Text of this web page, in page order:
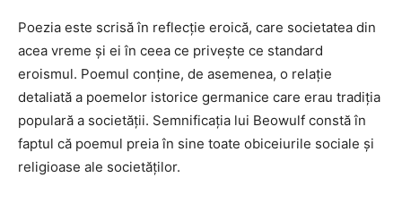
Poezia este scrisă în reflecție eroică, care societatea din
acea vreme și ei în ceea ce privește ce standard
eroismul. Poemul conține, de asemenea, o relație
detaliată a poemelor istorice germanice care erau tradiția
populară a societății. Semnificația lui Beowulf constă în
faptul că poemul preia în sine toate obiceiurile sociale și
religioase ale societăților.